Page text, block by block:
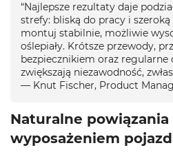
“Najlepsze rezultaty daje
strefy: bliską do pracy i
montuj stabilnie, możliwie
oślepiały. Krótsze przewody,
bezpiecznikiem oraz regularne
zwiększają niezawodność,
— Knut Fischer, Product
Naturalne
wyposażeniem